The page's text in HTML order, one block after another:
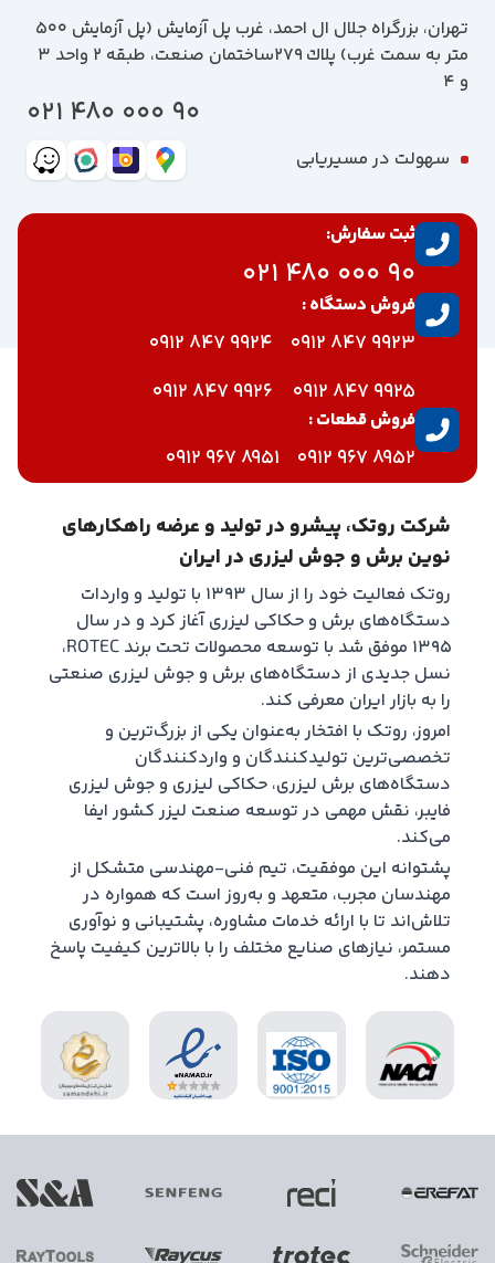
تهران، بزرگراه جلال ال احمد، غرب پل آزمايش (پل آزمايش ٥٠٠
متر به سمت غرب) پلاك 279ساختمان صنعت، طبقه 2 واحد 3
و 4
90 000 480 021
سهولت در مسیریابی
ثبت سفارش:
90 000 480 021
فروش دستگاه :
9923 847 0912
9924 847 0912
9925 847 0912
9926 847 0912
فروش قطعات :
8952 967 0912
8951 967 0912
شرکت روتک، پیشرو در تولید و عرضه راهکارهای
نوین برش و جوش لیزری در ایران
روتک فعالیت خود را از سال ۱۳۹۳ با تولید و واردات
دستگاه‌های برش و حکاکی لیزری آغاز کرد و در سال
۱۳۹۵ موفق شد با توسعه محصولات تحت برند ROTEC،
نسل جدیدی از دستگاه‌های برش و جوش لیزری صنعتی
را به بازار ایران معرفی کند.
امروز، روتک با افتخار به‌عنوان یکی از بزرگ‌ترین و
تخصصی‌ترین تولیدکنندگان و واردکنندگان
دستگاه‌های برش لیزری، حکاکی لیزری و جوش لیزری
فایبر، نقش مهمی در توسعه صنعت لیزر کشور ایفا
می‌کند.
پشتوانه این موفقیت، تیم فنی-مهندسی متشکل از
مهندسان مجرب، متعهد و به‌روز است که همواره در
تلاش‌اند تا با ارائه خدمات مشاوره، پشتیبانی و نوآوری
مستمر، نیازهای صنایع مختلف را با بالاترین کیفیت پاسخ
دهند.